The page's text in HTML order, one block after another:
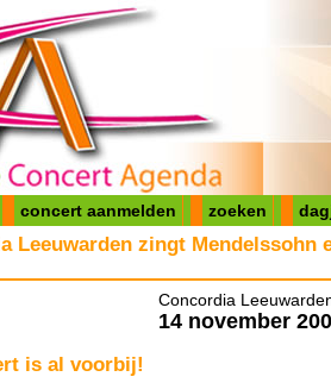
concert aanmelden zoeken
Leeuwarden zingt Mendelssohn
Concordia
14 november
is al voorbij!